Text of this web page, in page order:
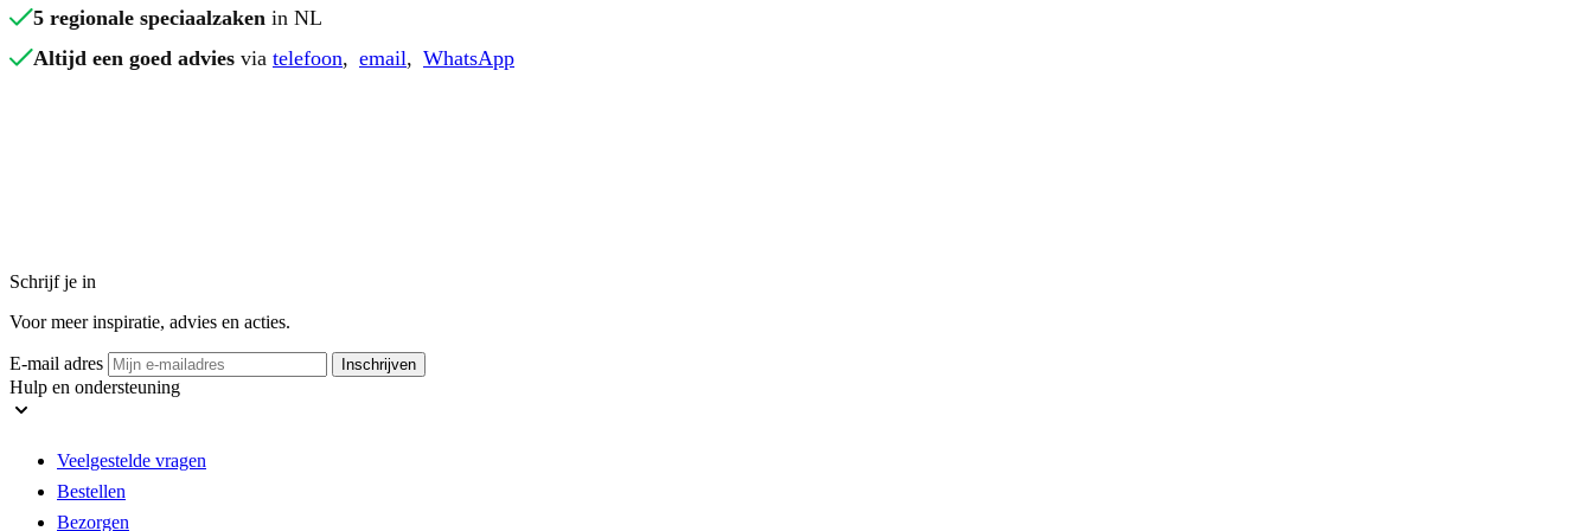
5 regionale speciaalzaken in NL
Altijd een goed advies via telefoon, email, WhatsApp
Schrijf je in
Voor meer inspiratie, advies en acties.
E-mail adres Inschrijven
Hulp en ondersteuning
Veelgestelde vragen
Bestellen
Bezorgen